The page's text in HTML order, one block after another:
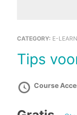
CATEGORY: E-
Tips
Course